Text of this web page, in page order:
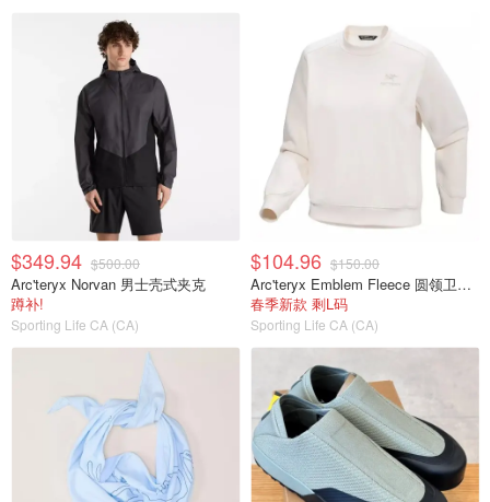
$349.94 $500.00
Arc'teryx Norvan 男士壳式夹克
蹲补!
Sporting Life CA (CA)
$104.96 $150.00
Arc'teryx Emblem Fleece 圆领卫衣 女款
春季新款 剩L码
Sporting Life CA (CA)